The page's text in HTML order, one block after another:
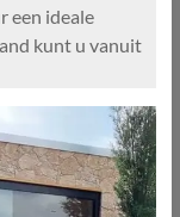
een ideale
kunt u vanuit